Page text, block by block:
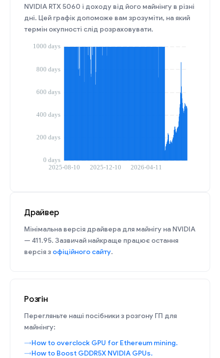
NVIDIA RTX 5060 і доходу від його майнінгу в різні
дні. Цей графік допоможе вам зрозуміти, на який
термін окупності слід розраховувати.
Драйвер
Мінімальна версія драйвера для майнігу на NVIDIA
— 411.95. Зазвичай найкраще працює остання
версія з офіційного сайту.
Розгін
Перегляньте наші посібники з розгону ГП для
майнінгу:
How to overclock GPU for Ethereum mining.
How to Boost GDDR5X NVIDIA GPUs.